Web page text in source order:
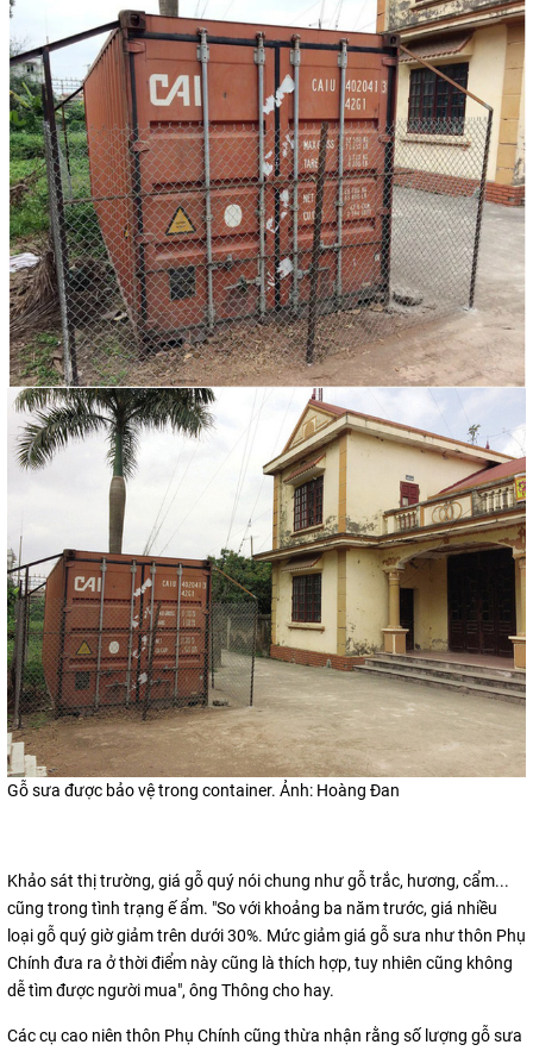
Gỗ sưa được bảo vệ trong container. Ảnh: Hoàng Đan
Khảo sát thị trường, giá gỗ quý nói chung như gỗ trắc, hương, cẩm...
cũng trong tình trạng ế ẩm. "So với khoảng ba năm trước, giá nhiều
loại gỗ quý giờ giảm trên dưới 30%. Mức giảm giá gỗ sưa như thôn Phụ
Chính đưa ra ở thời điểm này cũng là thích hợp, tuy nhiên cũng không
dễ tìm được người mua", ông Thông cho hay.
Các cụ cao niên thôn Phụ Chính cũng thừa nhận rằng số lượng gỗ sưa